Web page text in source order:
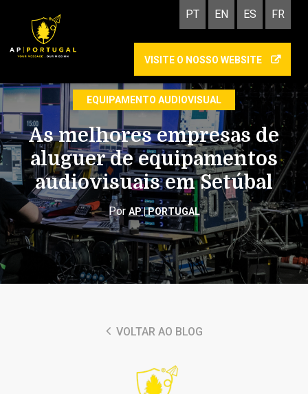
PT EN ES FR
VISITE O NOSSO WEBSITE
EQUIPAMENTO AUDIOVISUAL
As melhores empresas de
aluguer de equipamentos
audiovisuais em Setúbal
Por AP | PORTUGAL
VOLTAR AO BLOG